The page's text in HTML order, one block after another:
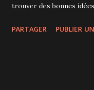
trouver des bonnes
salle du Festival Vues
PARTAGER PUBLIER